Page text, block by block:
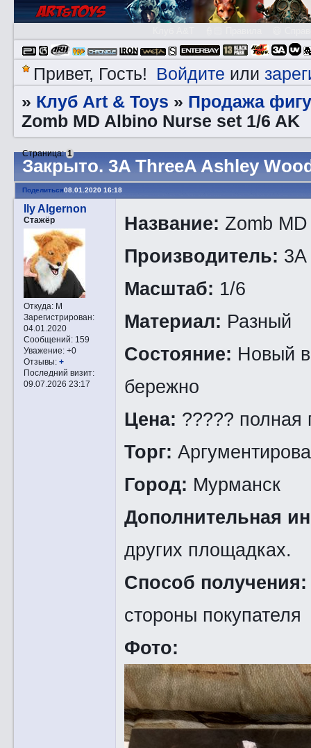
Привет, Гость! Войдите или
» Клуб Art & Toys » Продажа
Zomb MD Albino Nurse set 1/6 AK
Закрытo. 3A ThreeA Ashley
Страница:1
Поделиться08.01.2020 16:18
Ily Algernon
Стажёр
Откуда:М
Зарегистрирован:
04.01.2020
Сообщений:159
Уважение: +0
Отзывы: +
Последний визит:
09.07.2026 23:17
Название: Zomb
Производитель:
Масштаб: 1/6
Материал: Разный
Состояние: Новый
бережно
Цена: ????? полная
Торг:
Город: Мурманск
Дополнительная
других площадках.
Способ получения:
стороны покупателя
Фото: